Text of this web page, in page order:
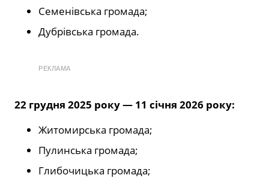
Семенівська громада;
Дубрівська громада.
РЕКЛАМА
22 грудня 2025 року — 11 січня 2026 року:
Житомирська громада;
Пулинська громада;
Глибочицька громада;